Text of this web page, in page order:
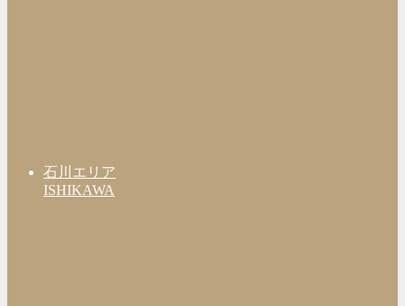
石川エリア
ISHIKAWA